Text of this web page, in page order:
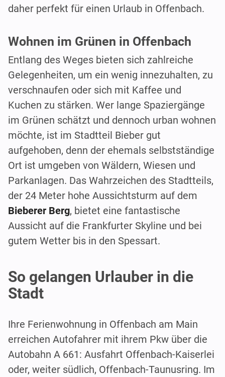
daher perfekt für einen Urlaub in Offenbach.
Wohnen im Grünen in Offenbach
Entlang des Weges bieten sich zahlreiche
Gelegenheiten, um ein wenig innezuhalten, zu
verschnaufen oder sich mit Kaffee und
Kuchen zu stärken. Wer lange Spaziergänge
im Grünen schätzt und dennoch urban wohnen
möchte, ist im Stadtteil Bieber gut
aufgehoben, denn der ehemals selbstständige
Ort ist umgeben von Wäldern, Wiesen und
Parkanlagen. Das Wahrzeichen des Stadtteils,
der 24 Meter hohe Aussichtsturm auf dem
Bieberer Berg, bietet eine fantastische
Aussicht auf die Frankfurter Skyline und bei
gutem Wetter bis in den Spessart.
So gelangen Urlauber in die
Stadt
Ihre Ferienwohnung in Offenbach am Main
erreichen Autofahrer mit ihrem Pkw über die
Autobahn A 661: Ausfahrt Offenbach-Kaiserlei
oder, weiter südlich, Offenbach-Taunusring. Im